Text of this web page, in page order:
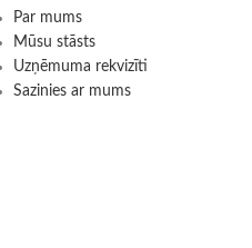
Par mums
Mūsu stāsts
Uzņēmuma rekvizīti
Sazinies ar mums